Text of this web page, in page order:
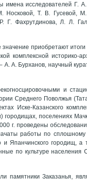
имена исследователей Г.
Т. В. Гусевой,
Г. Фахрутдинова, Л. Л.
приобретают
комплексной историко-
А. Бурханов, научный
и
Среднего Поволжья
Иске-Казанского
городищах, поселениях
г. проведены
работы по
и Япанчинского городищ, а
по культуре населения
памятники Заказанья,